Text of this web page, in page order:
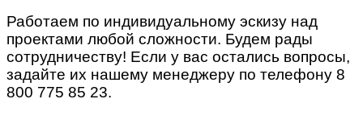
Работаем по индивидуальному эскизу над
проектами любой сложности. Будем рады
сотрудничеству! Если у вас остались вопросы,
задайте их нашему менеджеру по телефону 8
800 775 85 23.